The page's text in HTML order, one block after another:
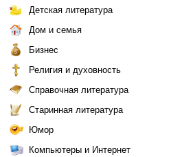
Детская литература
Дом и семья
Бизнес
Религия и духовность
Справочная литература
Старинная литература
Юмор
Компьютеры и Интернет